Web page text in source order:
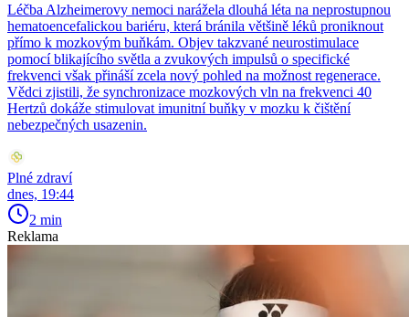
Léčba Alzheimerovy nemoci narážela dlouhá léta na neprostupnou
hematoencefalickou bariéru, která bránila většině léků proniknout
přímo k mozkovým buňkám. Objev takzvané neurostimulace
pomocí blikajícího světla a zvukových impulsů o specifické
frekvenci však přináší zcela nový pohled na možnost regenerace.
Vědci zjistili, že synchronizace mozkových vln na frekvenci 40
Hertzů dokáže stimulovat imunitní buňky v mozku k čištění
nebezpečných usazenin.
Plné zdraví
dnes, 19:44
2 min
Reklama